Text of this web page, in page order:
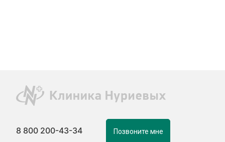
8 800 200-43-34 Позвоните мне